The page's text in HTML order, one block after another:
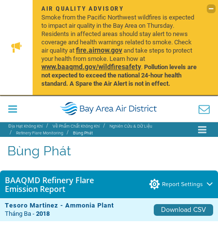
AIR QUALITY ADVISORY
Smoke from the Pacific Northwest wildfires is expected
to impact air quality in the Bay Area on Thursday.
Residents in affected areas should stay alert to news
coverage and health warnings related to smoke. Check
air quality atfire.airnow.govand take steps to protect
your health from smoke. Learn how at
www.baaqmd.gov/wildfiresafety.Pollution levels are
not expected to exceed the national 24-hour health
standard. A Spare the Air Alert is not in effect.
Địa Hạt Không Khí Về Phẩm Chất Không Khí
Nghiên Cứu & Dữ Liệu
Refinery Flare Monitoring
Bùng Phát
Bùng Phát
BAAQMD Refinery Flare
Emission Report
Report Settings
Tesoro Martinez - Ammonia Plant Download CSV
Tháng Ba -2018